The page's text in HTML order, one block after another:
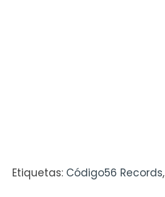
Etiquetas: Código56 Records,